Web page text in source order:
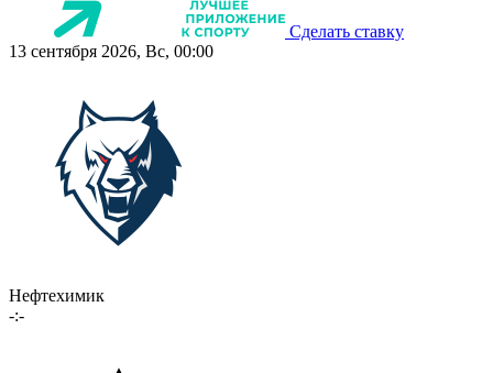
Сделать ставку
13 сентября 2026, Вс, 00:00
Нефтехимик
-:-